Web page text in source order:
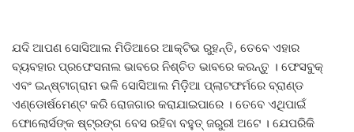
ଯଦି ଆପଣ ସୋସିଆଲ ମିଡିଆରେ ଆକ୍ଟିଭ ରୁହନ୍ତି, ତେବେ ଏହାର
ବ୍ୟବହାର ପ୍ରଫେସନାଲ ଭାବରେ ନିଶ୍ଚିତ ଭାବରେ କରନ୍ତୁ । ଫେସବୁକ୍
ଏବଂ ଇନ୍ଷ୍ଟାଗ୍ରାମ ଭଳି ସୋସିଆଲ ମିଡ଼ିଆ ପ୍ଲାଟଫର୍ମରେ ବ୍ରାଣ୍ଡ
ଏଣ୍ଡୋର୍ଷମେଣ୍ଟ କରି ରୋଜଗାର କରାଯାଇପାରେ । ତେବେ ଏଥିପାଇଁ
ଫୋଲୋର୍ସଙ୍କ ଷ୍ଟ୍ରଙ୍ଗ ବେସ ରହିବା ବହୁତ୍ ଜରୁରୀ ଅଟେ । ଯେପରିକି